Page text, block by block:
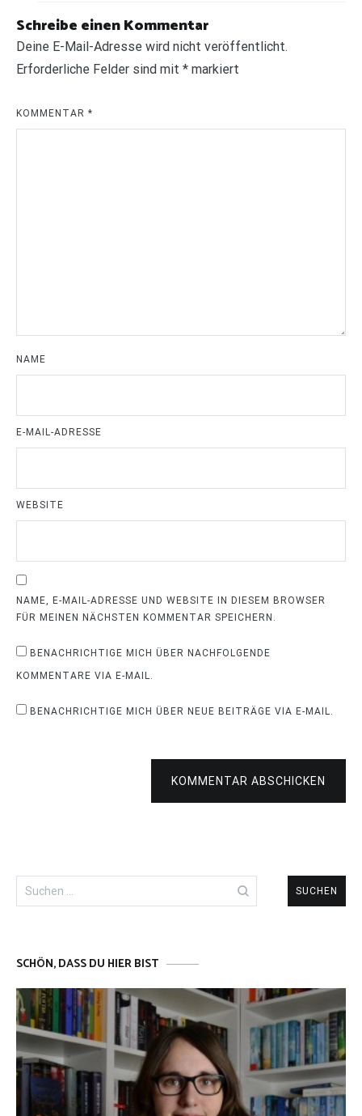
Schreibe einen Kommentar
Deine E-Mail-Adresse wird nicht veröffentlicht.
Erforderliche Felder sind mit * markiert
KOMMENTAR *
NAME
E-MAIL-ADRESSE
WEBSITE
NAME, E-MAIL-ADRESSE UND WEBSITE IN DIESEM BROWSER
FÜR MEINEN NÄCHSTEN KOMMENTAR SPEICHERN.
BENACHRICHTIGE MICH ÜBER NACHFOLGENDE
KOMMENTARE VIA E-MAIL.
BENACHRICHTIGE MICH ÜBER NEUE BEITRÄGE VIA E-MAIL.
KOMMENTAR ABSCHICKEN
Suchen
nach:
SCHÖN, DASS DU HIER BIST